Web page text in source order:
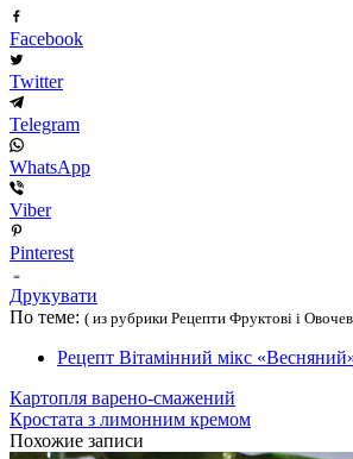
Facebook
Twitter
Telegram
WhatsApp
Viber
Pinterest
Друкувати
По теме: ( из рубрики Рецепти Фруктові і
Рецепт Вітамінний мікс
Картопля варено-смажений
Кростата з лимонним кремом
Похожие записи